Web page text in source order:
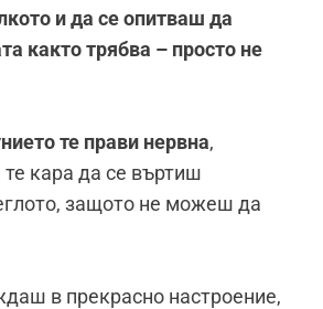
и да се опитваш да
както трябва – просто не
те прави нервна,
кара да се въртиш
защото не можеш да
в прекрасно настроение,